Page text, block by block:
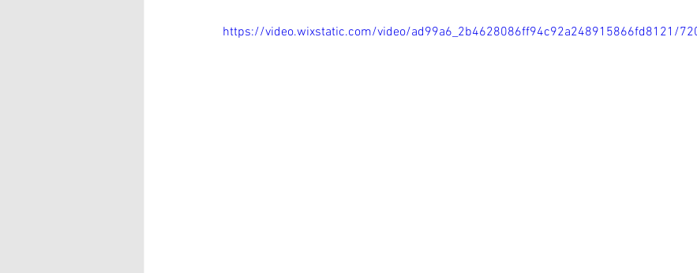
https://video.wixstatic.com/video/ad99a6_2b4628086ff94c92a248915866fd8121/